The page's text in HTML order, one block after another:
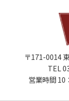
〒171-0014
TEL
営業時間